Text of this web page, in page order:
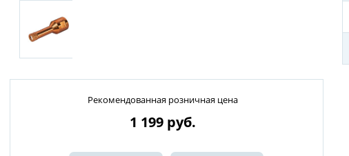
Рекомендованная розничная цена
1 199 руб.